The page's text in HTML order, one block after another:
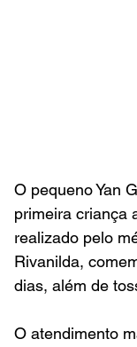
O pequeno Yan
primeira criança
realizado pelo
Rivanilda,
dias, além de
O atendimento